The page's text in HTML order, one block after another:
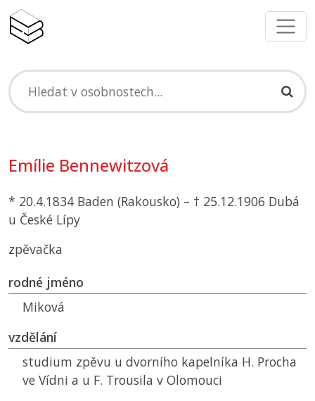
Emílie Bennewitzová
* 20.4.1834 Baden (Rakousko) – † 25.12.1906 Dubá
u České Lípy
zpěvačka
rodné jméno
Miková
vzdělání
studium zpěvu u dvorního kapelníka H. Procha
ve Vídni a u F. Trousila v Olomouci